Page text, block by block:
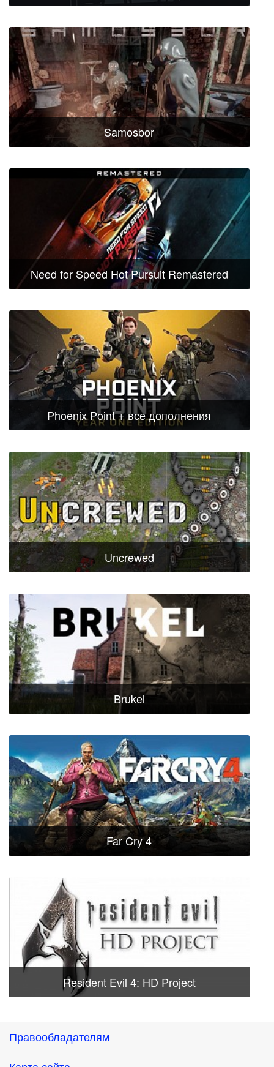
Samosbor
Need for Speed Hot Pursuit Remastered
Phoenix Point + все дополнения
Uncrewed
Brukel
Far Cry 4
Resident Evil 4: HD Project
Правообладателям